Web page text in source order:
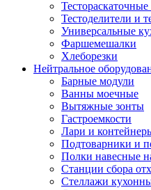
Тестоделители и
Универсальные
Фаршемешалки
Хлеборезки
Нейтральное
Барные модули
Ванны моечные
Вытяжные зонты
Гастроемкости
Лари и
Подтоварники и
Полки навесные
Станции сбора
Стеллажи